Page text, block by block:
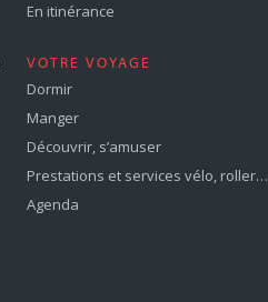
En itinérance
VOTRE VOYAGE
Dormir
Manger
Découvrir, s’amuser
Prestations et services vélo, roller…
Agenda